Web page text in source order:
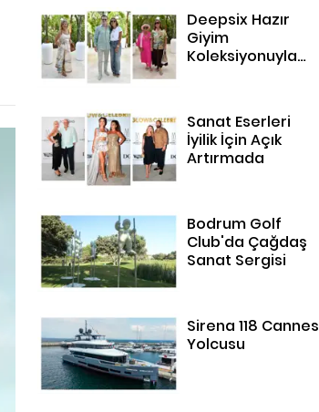
Deepsix Hazır
Giyim
Koleksiyonuyla
Sanat Eserleri
İyilik İçin Açık
Artırmada
Bodrum Golf
Club'da Çağdaş
Sanat Sergisi
Sirena 118 Cannes
Yolcusu